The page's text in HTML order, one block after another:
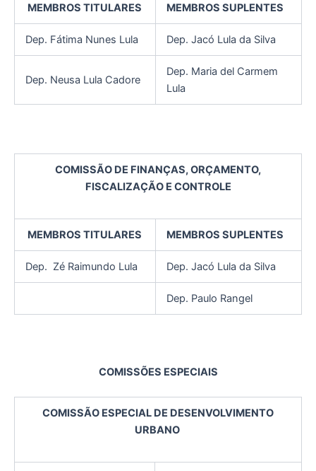
MEMBROS TITULARES MEMBROS SUPLENTES
Dep. Fátima Nunes Lula Dep. Jacó Lula da Silva
Dep. Neusa Lula Cadore
Dep. Maria del Carmem
Lula
COMISSÃO DE FINANÇAS, ORÇAMENTO,
FISCALIZAÇÃO E CONTROLE
MEMBROS TITULARES MEMBROS SUPLENTES
Dep. Zé Raimundo Lula Dep. Jacó Lula da Silva
Dep. Paulo Rangel
COMISSÕES ESPECIAIS
COMISSÃO ESPECIAL DE DESENVOLVIMENTO
URBANO